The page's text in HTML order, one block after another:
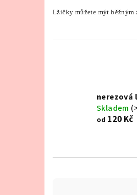
Lžičky můžete mýt běžným
Skladem
od 120 Kč